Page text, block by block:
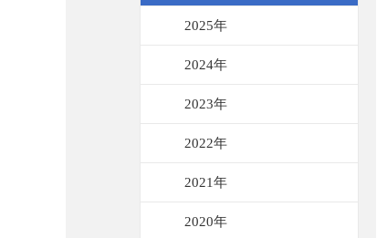
2025年
2024年
2023年
2022年
2021年
2020年